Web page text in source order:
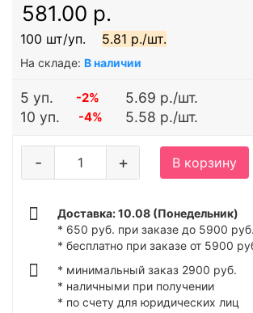
581.00 р.
100 шт/уп. 5.81 р./шт.
На складе: В наличии
5 уп. -2%
5.69 р./шт.
10 уп.
-4% 5.58 р./шт.
+
- В корзину
Доставка: 10.08 (Понедельник)
* 650 руб. при заказе до 5900 руб.
* бесплатно при заказе от 5900
* минимальный заказ 2900 руб.
* наличными при получении
* по счету для юридических лиц